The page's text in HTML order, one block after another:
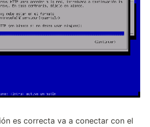
es correcta va a conectar con el